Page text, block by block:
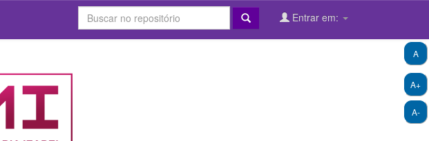
Entrar em:
A+
A-
A